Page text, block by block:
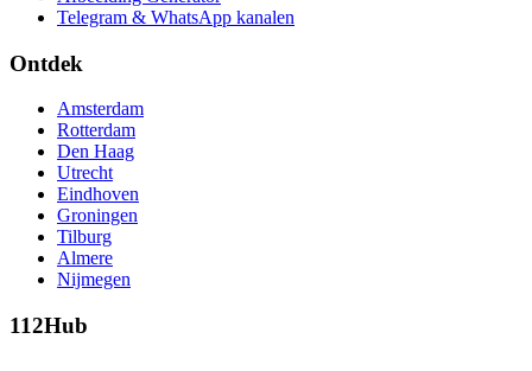
Telegram & WhatsApp kanalen
Ontdek
Amsterdam
Rotterdam
Den Haag
Utrecht
Eindhoven
Groningen
Tilburg
Almere
Nijmegen
112Hub